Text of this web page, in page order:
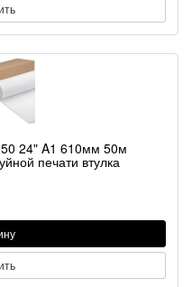
24" A1 610мм 50м
печати втулка